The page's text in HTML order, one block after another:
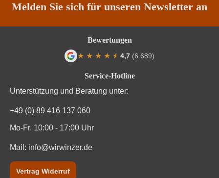
Restzucker in g/L
Säuregehalt in g/L 3,5 g/L
Vegan
Weinart
Melden Sie sich für unseren Newsletter an
Service-Hotline
Unterstützung und Beratung unter:
+49 (0) 89 416 137 060
Mo-Fr, 10:00 - 17:00 Uhr
Mail: info@wirwinzer.de
Vertrag Widerruf
Bewertungen
★ ★ ★ ★ ★
★ 4,7 (6.689)